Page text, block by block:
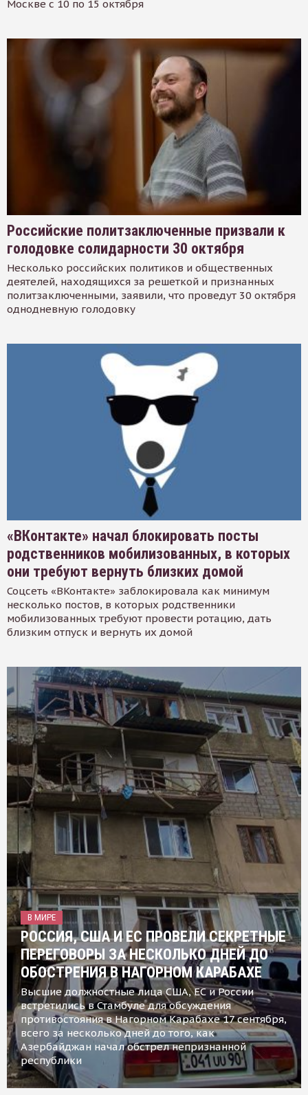
Москве с 10 по 15 октября
Российские политзаключенные призвали к
голодовке солидарности 30 октября
Несколько российских политиков и общественных
деятелей, находящихся за решеткой и признанных
политзаключенными, заявили, что проведут 30 октября
однодневную голодовку
«ВКонтакте» начал блокировать посты
родственников мобилизованных, в которых
они требуют вернуть близких домой
Соцсеть «ВКонтакте» заблокировала как минимум
несколько постов, в которых родственники
мобилизованных требуют провести ротацию, дать
близким отпуск и вернуть их домой
В МИРЕ
РОССИЯ, США И ЕС ПРОВЕЛИ СЕКРЕТНЫЕ
ПЕРЕГОВОРЫ ЗА НЕСКОЛЬКО ДНЕЙ ДО
ОБОСТРЕНИЯ В НАГОРНОМ КАРАБАХЕ
Высшие должностные лица США, ЕС и России
встретились в Стамбуле для обсуждения
противостояния в Нагорном Карабахе 17 сентября,
всего за несколько дней до того, как
Азербайджан начал обстрел непризнанной
республики